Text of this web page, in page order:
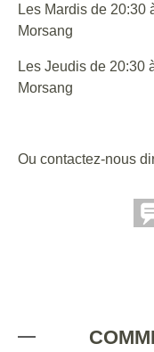
Les Mardis de 20:30
Morsang
Les Jeudis de 20:30
Morsang
Ou contactez-nous